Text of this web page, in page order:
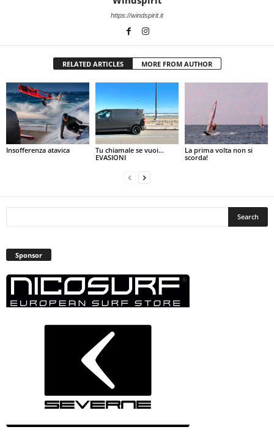
https://windspirit.it
RELATED ARTICLES MORE FROM AUTHOR
Insofferenza atavica
Tu chiamale se vuoi…
EVASIONI
La prima volta non si
scorda!
Sponsor